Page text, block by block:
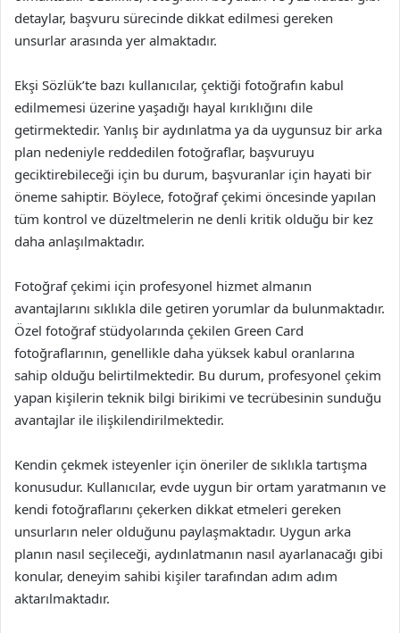
detaylar, başvuru sürecinde dikkat edilmesi gereken
unsurlar arasında yer almaktadır.
Ekşi Sözlük’te bazı kullanıcılar, çektiği fotoğrafın kabul
edilmemesi üzerine yaşadığı hayal kırıklığını dile
getirmektedir. Yanlış bir aydınlatma ya da uygunsuz bir arka
plan nedeniyle reddedilen fotoğraflar, başvuruyu
geciktirebileceği için bu durum, başvuranlar için hayati bir
öneme sahiptir. Böylece, fotoğraf çekimi öncesinde yapılan
tüm kontrol ve düzeltmelerin ne denli kritik olduğu bir kez
daha anlaşılmaktadır.
Fotoğraf çekimi için profesyonel hizmet almanın
avantajlarını sıklıkla dile getiren yorumlar da bulunmaktadır.
Özel fotoğraf stüdyolarında çekilen Green Card
fotoğraflarının, genellikle daha yüksek kabul oranlarına
sahip olduğu belirtilmektedir. Bu durum, profesyonel çekim
yapan kişilerin teknik bilgi birikimi ve tecrübesinin sunduğu
avantajlar ile ilişkilendirilmektedir.
Kendin çekmek isteyenler için öneriler de sıklıkla tartışma
konusudur. Kullanıcılar, evde uygun bir ortam yaratmanın ve
kendi fotoğraflarını çekerken dikkat etmeleri gereken
unsurların neler olduğunu paylaşmaktadır. Uygun arka
planın nasıl seçileceği, aydınlatmanın nasıl ayarlanacağı gibi
konular, deneyim sahibi kişiler tarafından adım adım
aktarılmaktadır.